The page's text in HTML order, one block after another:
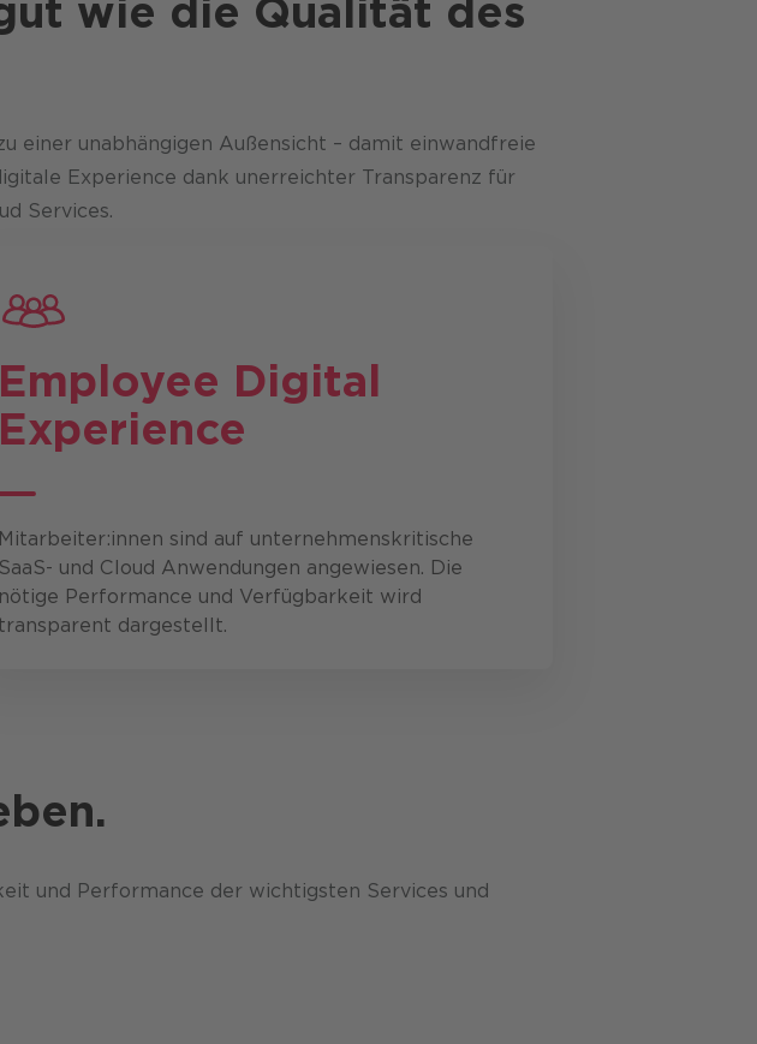
wie die Qualität des
einer unabhängigen Außensicht – damit einwandfreie
Experience dank unerreichter Transparenz für
Services.
Employee Digital
Experience
Mitarbeiter:innen sind auf unternehmenskritische
SaaS- und Cloud Anwendungen angewiesen. Die
nötige Performance und Verfügbarkeit wird
transparent dargestellt.
und Performance der wichtigsten Services und